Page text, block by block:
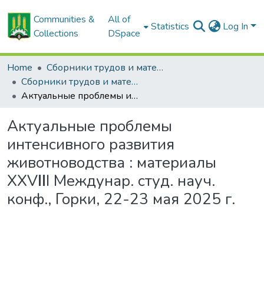
Communities &
Collections
All of
DSpace
Statistics Log In
Home
Сборники трудов и материалов конференций
Сборники трудов и материалы конференций студентов
Актуальные проблемы интенсивного развития животноводства : материалы XXVΙΙI Междунар. студ. науч. конф., Горки, 22-23 мая 2025 г.
Актуальные проблемы
интенсивного развития
животноводства : материалы
XXVΙΙI Междунар. студ. науч.
конф., Горки, 22-23 мая 2025 г.